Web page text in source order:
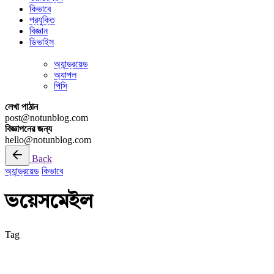
কিভাবে
প্রযুক্তি
বিজ্ঞান
ডিভাইস
অ্যান্ড্রয়েড
অ্যাপল
পিসি
লেখা পাঠান
post@notunblog.com
বিজ্ঞাপনের জন্য
hello@notunblog.com
Back
অ্যান্ড্রয়েড কিভাবে
ভয়েসমেইল
Tag